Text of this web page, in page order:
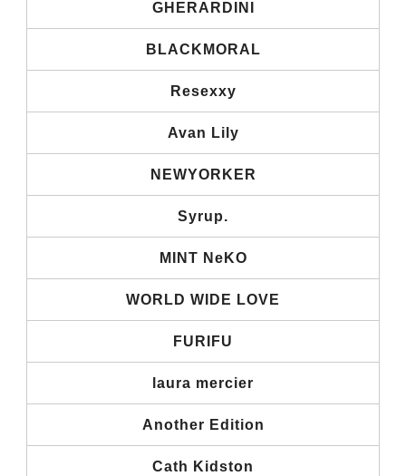
GHERARDINI
BLACKMORAL
Resexxy
Avan Lily
NEWYORKER
Syrup.
MINT NeKO
WORLD WIDE LOVE
FURIFU
laura mercier
Another Edition
Cath Kidston